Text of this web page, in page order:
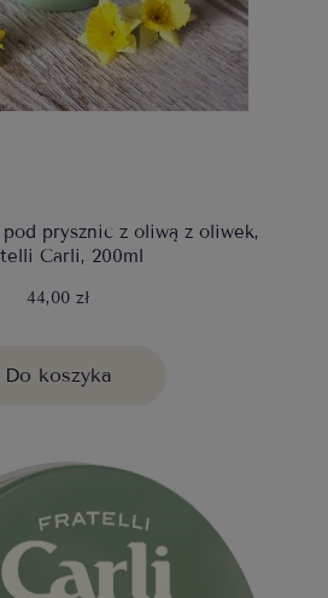
prysznic z oliwą z oliwek,
Carli, 200ml
44,00 zł
Do koszyka